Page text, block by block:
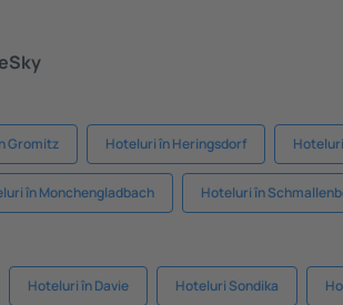
Gromitz Hoteluri în Heringsdorf
în Monchengladbach Hoteluri în
Hoteluri în Davie Hoteluri Sondika